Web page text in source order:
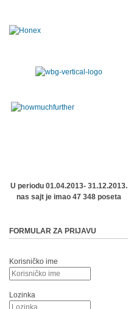
U periodu 01.04.2013- 31.12.2013.
nas sajt je imao 47 348 poseta
FORMULAR ZA PRIJAVU
Korisničko ime
Lozinka